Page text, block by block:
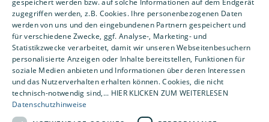
Unternehmen
Kontakt
gespeichert werden bzw. auf solche Informationen auf dem Endgerät
zugegriffen werden, z.B. Cookies. Ihre personenbezogenen Daten
werden von uns und den eingebundenen Partnern gespeichert und
für verschiedene Zwecke, ggf. Analyse-, Marketing- und
Statistikzwecke verarbeitet, damit wir unseren Webseitenbesuchern
personalisierte Anzeigen oder Inhalte bereitstellen, Funktionen für
soziale Medien anbieten und Informationen über deren Interessen
und das Nutzerverhalten erhalten können. Cookies, die nicht
technisch-notwendig sind,... HIER KLICKEN ZUM WEITERLESEN
Datenschutzhinweise